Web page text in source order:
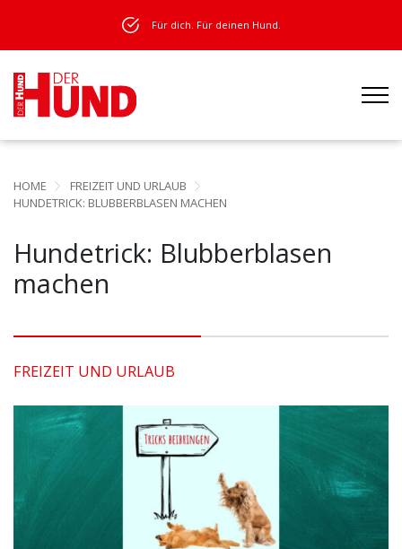
Für dich. Für deinen Hund.
HOME
FREIZEIT UND URLAUB
HUNDETRICK: BLUBBERBLASEN MACHEN
Hundetrick: Blubberblasen
machen
FREIZEIT UND URLAUB